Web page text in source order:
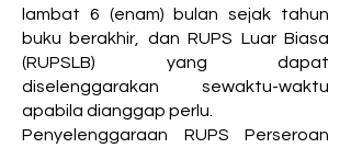
lambat 6 (enam) bulan sejak tahun
buku berakhir, dan RUPS Luar Biasa
(RUPSLB) yang dapat
diselenggarakan sewaktu-waktu
apabila dianggap perlu.
Penyelenggaraan RUPS Perseroan